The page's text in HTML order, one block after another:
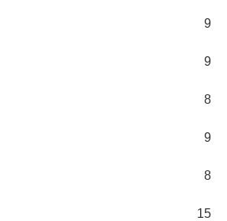
9
9
8
9
8
15